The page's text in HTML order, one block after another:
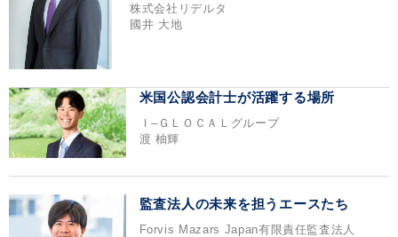
株式会社リデルタ
國井 大地
監査法人の未来を担うエースたち
Forvis Mazars Japan有限責任監査法人
米国公認会計士が活躍する場所
Ｉ‒ＧＬＯＣＡＬグループ
渡 柚輝